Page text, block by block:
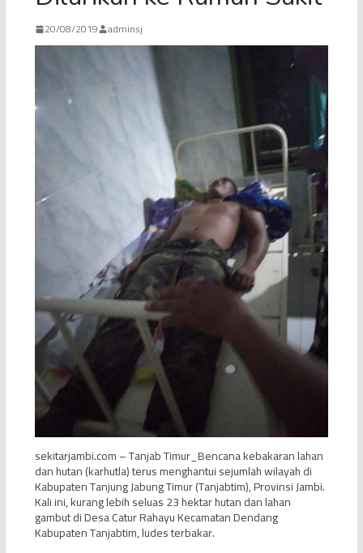
20/08/2019 adminsj
sekitarjambi.com – Tanjab Timur_Bencana kebakaran lahan
dan hutan (karhutla) terus menghantui sejumlah wilayah di
Kabupaten Tanjung Jabung Timur (Tanjabtim), Provinsi Jambi.
Kali ini, kurang lebih seluas 23 hektar hutan dan lahan
gambut di Desa Catur Rahayu Kecamatan Dendang
Kabupaten Tanjabtim, ludes terbakar.